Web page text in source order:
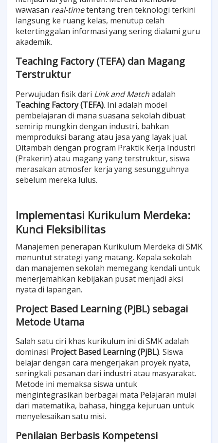
wawasan real-timetentang tren teknologi terkini
langsung ke ruang kelas, menutup celah
ketertinggalan informasi yang sering dialami guru
akademik.
Teaching Factory (TEFA) dan Magang
Terstruktur
Perwujudan fisik dari Link and Matchadalah
Teaching Factory (TEFA). Ini adalah model
pembelajaran di mana suasana sekolah dibuat
semirip mungkin dengan industri, bahkan
memproduksi barang atau jasa yang layak jual.
Ditambah dengan program Praktik Kerja Industri
(Prakerin) atau magang yang terstruktur, siswa
merasakan atmosfer kerja yang sesungguhnya
sebelum mereka lulus.
Implementasi Kurikulum Merdeka:
Kunci Fleksibilitas
Manajemen penerapan Kurikulum Merdeka di SMK
menuntut strategi yang matang. Kepala sekolah
dan manajemen sekolah memegang kendali untuk
menerjemahkan kebijakan pusat menjadi aksi
nyata di lapangan.
Project Based Learning (PjBL) sebagai
Metode Utama
Salah satu ciri khas kurikulum ini di SMK adalah
dominasi Project Based Learning (PjBL). Siswa
belajar dengan cara mengerjakan proyek nyata,
seringkali pesanan dari industri atau masyarakat.
Metode ini memaksa siswa untuk
mengintegrasikan berbagai mata Pelajaran mulai
dari matematika, bahasa, hingga kejuruan untuk
menyelesaikan satu misi.
Penilaian Berbasis Kompetensi